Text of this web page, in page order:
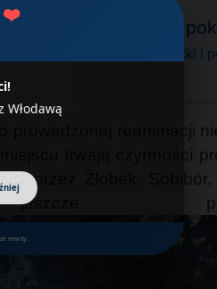
❤️
newsy.
Idealny na
Lekki i
Bagaż
Do Ryanair,
reanimacji
trwają czynności
przez Żłobek, Sobibór,
jeszcze